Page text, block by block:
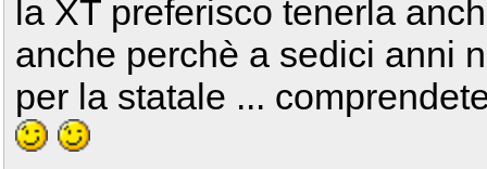
la XT preferisco tenerla
anche perchè a sedici anni
per la statale ...